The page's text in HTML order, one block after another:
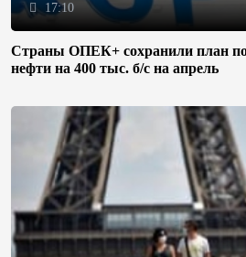
17:10
Страны ОПЕК+ сохранили план
нефти на 400 тыс. б/с на апрель